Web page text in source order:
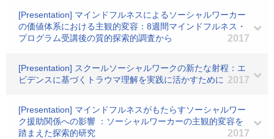
[Presentation] マインドフルネスによるソーシャルワーカー
の価値体系における主観的変容：8週間マインドフルネス・
プログラム受講後の質的探索的調査から
2017
[Presentation] スクールソーシャルワークの新たな射程：エ
ビデンスに基づくトラウマ理解を実践に活かすために 2017
[Presentation] マインドフルネスがもたらすソーシャルワー
ク援助関係への影響 ：ソーシャルワーカーの主観的変容を
踏まえた探索的研究
2017